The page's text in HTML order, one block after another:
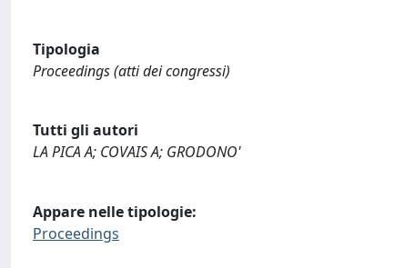
Tipologia
Proceedings (atti dei congressi)
Tutti gli autori
LA PICA A; COVAIS A; GRODONO'
Appare nelle tipologie:
Proceedings